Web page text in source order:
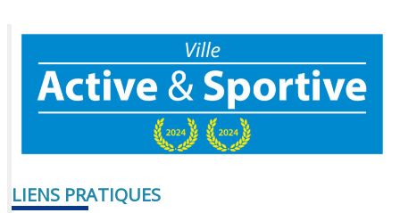
LIENS PRATIQUES